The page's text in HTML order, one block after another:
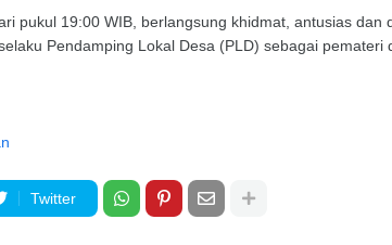
pukul 19:00 WIB, berlangsung khidmat, antusias dan
Pendamping Lokal Desa (PLD) sebagai pemateri
Twitter